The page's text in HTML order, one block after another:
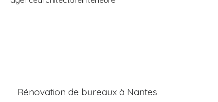
Rénovation de bureaux à Nantes